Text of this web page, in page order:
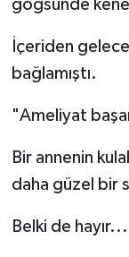
göğsünde
İçeriden
bağlamıştı.
"Ameliyat
Bir annenin
daha güzel bir
Belki de hayır...